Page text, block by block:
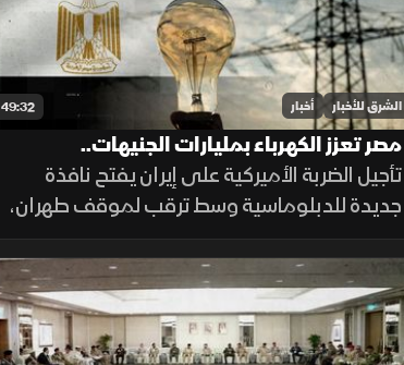
49:32 الشرق للأخبار أخبار
مصر تعزز الكهرباء بمليارات الجنيهات..
والسجائر الإلكترونية تهدد المراهقين
تأجيل الضربة الأميركية على إيران يفتح نافذة
جديدة للدبلوماسية وسط ترقب لموقف طهران،
فيما تدعم مصر قطاع الكهرباء بعشرات المليارات،
وتحذر دراسات طبية من مخاطر السجائر
الإلكترونية على أدمغة المراهقين.